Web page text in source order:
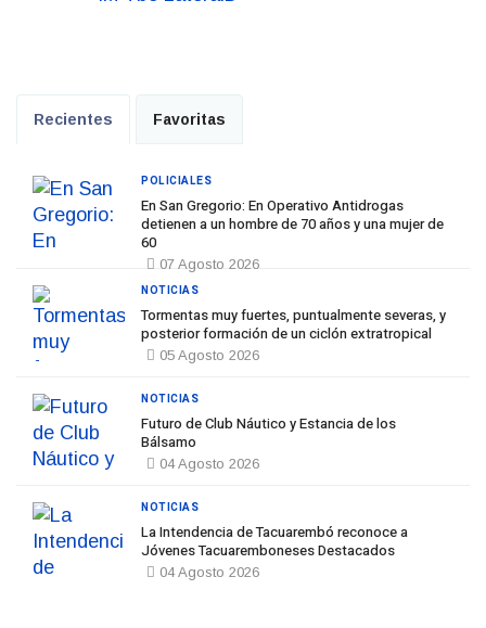
Recientes Favoritas
En San Gregorio: En Operativo Antidrogas
detienen a un hombre de 70 años y una mujer de
60
07 Agosto 2026
POLICIALES
Tormentas muy fuertes, puntualmente severas, y
posterior formación de un ciclón extratropical
05 Agosto 2026
NOTICIAS
Futuro de Club Náutico y Estancia de los
Bálsamo
04 Agosto 2026
NOTICIAS
La Intendencia de Tacuarembó reconoce a
Jóvenes Tacuaremboneses Destacados
04 Agosto 2026
NOTICIAS